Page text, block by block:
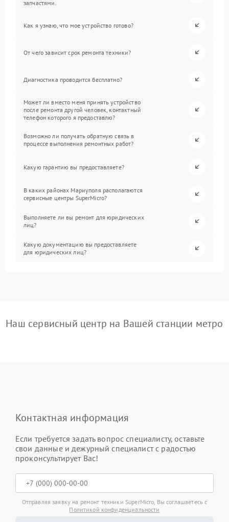
запчастями.
Как я узнаю, что мое устройство готово?
От чего зависит срок ремонта техники?
Диагностика проводится бесплатно?
Может ли вместо меня принять устройство
после ремонта другой человек, контактный
телефон которого я предоставлю?
Возможно ли получать обратную связь в
процессе выполнения ремонтных работ?
Какую гарантию вы предоставляете?
В каких районах Мариуполя располагаются
сервисные центры SuperMicro?
Выполняете ли вы ремонт для юридических
лиц?
Какую документацию вы предоставляете
для юридических лиц?
Наш сервисный центр на Вашей станции метро
Контактная информация
Если требуется задать вопрос специалисту, оставьте
свои данные и дежурный специалист с радостью
проконсультирует Вас!
Отправляя заявку на ремонт техники SuperMicro, Вы соглашаетесь с
Политикой конфиденциальности